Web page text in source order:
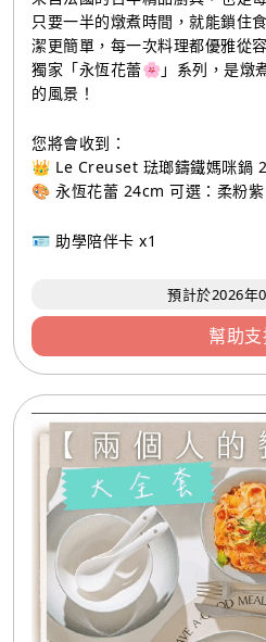
只要一半的燉煮時間，就能鎖住
潔更簡單，每一次料理都優雅從容
獨家「永恆花蕾🌸」系列，是燉
的風景！
您將會收到：
👑 Le Creuset 琺瑯鑄鐵媽咪鍋
🎨 永恆花蕾 24cm 可選：柔粉紫
🪪 助學陪伴卡 x1
預計於2026年
幫助